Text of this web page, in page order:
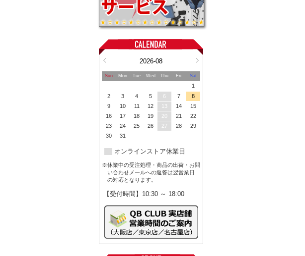
2026-08
Sun Mon Tue Wed Thu Fri Sat
1
2
3 4 5 6 7
8
9
10 11 12 13 14
15
16
17 18 19 20 21
22
23
24 25 26 27 28
29
30
31
オンラインストア休業日
※休業中の受注処理・商品の出荷・お問
い合わせメールへの返答は翌営業日
の対応となります。
【受付時間】10:30 ～ 18:00